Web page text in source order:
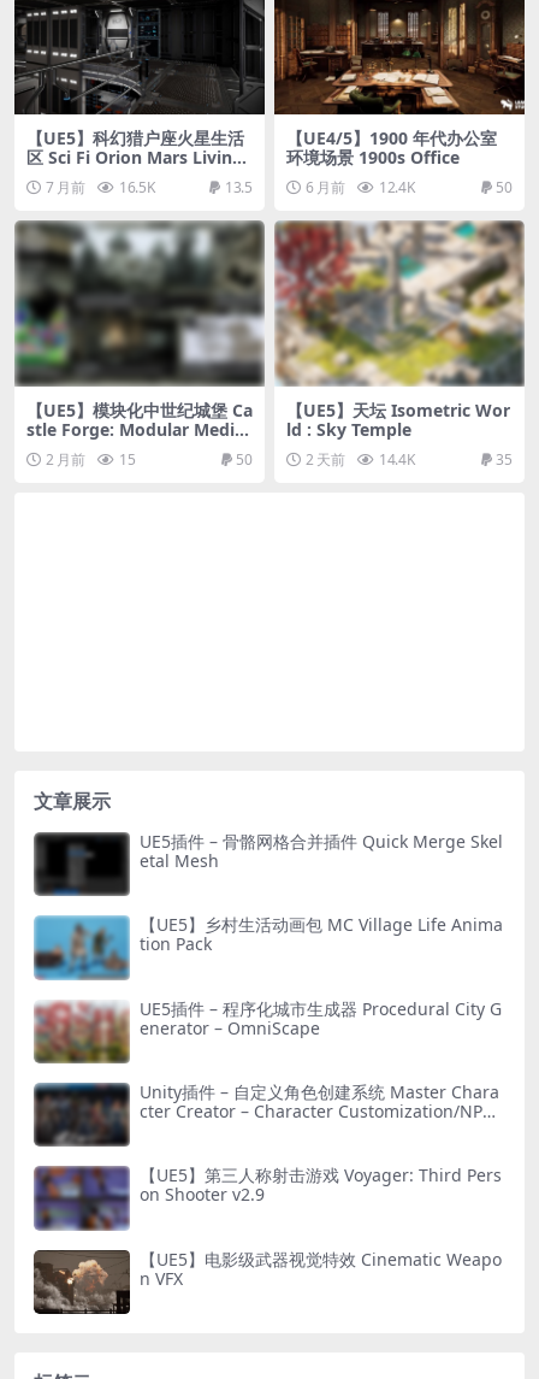
【UE5】科幻猎户座火星生活
区 Sci Fi Orion Mars Living
Quarters
7 月前 16.5K 13.5
【UE4/5】1900 年代办公室
环境场景 1900s Office
6 月前 12.4K 50
【UE5】模块化中世纪城堡 Ca
stle Forge: Modular Medie
val Castle (Modular Castle,
Castle Interior, Castle)
2 月前 15 50
【UE5】天坛 Isometric Wor
ld : Sky Temple
2 天前 14.4K 35
文章展示
UE5插件 – 骨骼网格合并插件 Quick Merge Skel
etal Mesh
【UE5】乡村生活动画包 MC Village Life Anima
tion Pack
UE5插件 – 程序化城市生成器 Procedural City G
enerator – OmniScape
Unity插件 – 自定义角色创建系统 Master Chara
cter Creator – Character Customization/NPC
【UE5】第三人称射击游戏 Voyager: Third Pers
on Shooter v2.9
【UE5】电影级武器视觉特效 Cinematic Weapo
n VFX